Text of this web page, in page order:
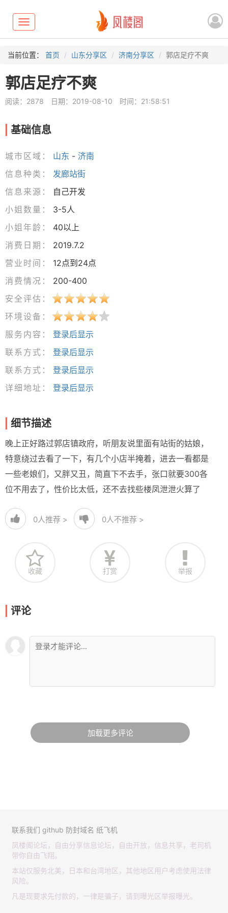
Toggle
navigation
当前位置： 首页 山东分享区 济南分享区 郭店足疗不爽
郭店足疗不爽
阅读：2878 日期：2019-08-10 时间：21:58:51
基础信息
城市区域： 山东 - 济南
信息种类：
发廊站街
信息来源：
自己开发
小姐数量：
3-5人
小姐年龄：
40以上
消费日期：
2019.7.2
营业时间：
12点到24点
消费情况：
200-400
安全评估：
环境设备：
服务内容：
登录后显示
联系方式：
登录后显示
联系方式：
登录后显示
详细地址：
登录后显示
细节描述
晚上正好路过郭店镇政府，听朋友说里面有站街的姑娘，
特意绕过去看了一下，有几个小店半掩着，进去一看都是
一些老娘们，又胖又丑，简直下不去手，张口就要300各
位不用去了，性价比太低，还不去找些楼凤泄泄火算了
0人推荐 > 0人不推荐 >
收藏 打赏 举报
评论
加载更多评论
联系我们 github 防封域名 纸飞机
凤楼阁论坛，自由分享信息论坛，自由开放，信息共享，老司机
带你自由飞翔。
本站仅服务北美，日本和台湾地区，其他地区用户考虑使用法律
风险。
凡是现要求先付款的，一律是骗子，请到曝光区举报曝光。